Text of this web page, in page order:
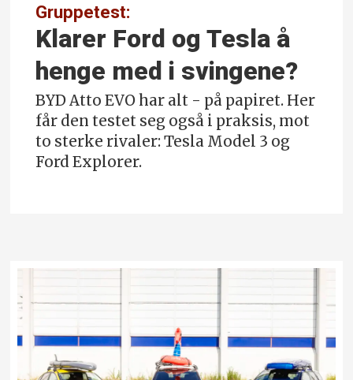
Gruppetest:
Klarer Ford og Tesla å
henge med i svingene?
BYD Atto EVO har alt - på papiret. Her
får den testet seg også i praksis, mot
to sterke rivaler: Tesla Model 3 og
Ford Explorer.